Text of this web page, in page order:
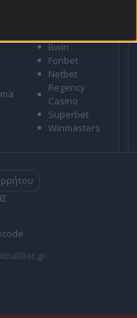
Bwin
Fonbet
Netbet
Regency
Casino
Superbet
Winmasters